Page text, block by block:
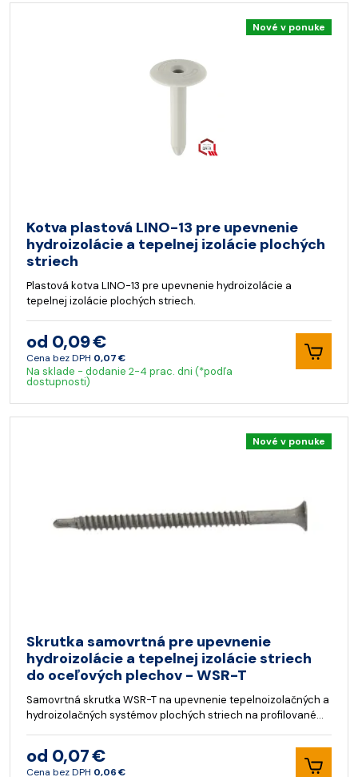
Nové v ponuke
Kotva plastová LINO-13 pre upevnenie
hydroizolácie a tepelnej izolácie plochých
striech
Plastová kotva LINO-13 pre upevnenie hydroizolácie a
tepelnej izolácie plochých striech.
od 0,09 €
Cena bez DPH 0,07 €
Na sklade - dodanie 2-4 prac. dni (*podľa
dostupnosti)
Nové v ponuke
Skrutka samovrtná pre upevnenie
hydroizolácie a tepelnej izolácie striech
do oceľových plechov - WSR-T
Samovrtná skrutka WSR-T na upevnenie tepelnoizolačných a
hydroizolačných systémov plochých striech na profilované…
od 0,07 €
Cena bez DPH 0,06 €